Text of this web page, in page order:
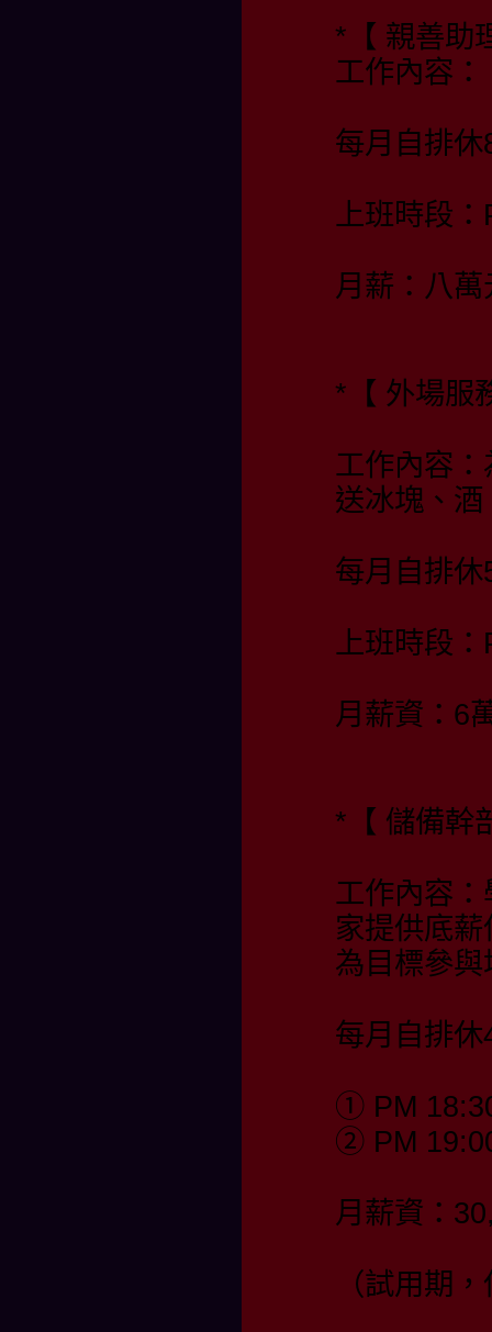
*【 親善助
工作內容
每月自排休
上班時段
月薪：八萬
*【 外場服
工作內容
送冰塊、
每月自排休
上班時段
月薪資：6
*【 儲備幹
工作內容
家提供底
為目標參與
每月自排休
① PM
② PM
月薪資：
（試用期